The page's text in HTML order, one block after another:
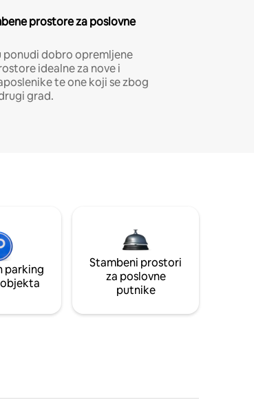
prostore za poslovne
ponudi dobro opremljene
idealne za nove i
te one koji se zbog
grad.
parking
Stambeni prostori
za poslovne
putnike